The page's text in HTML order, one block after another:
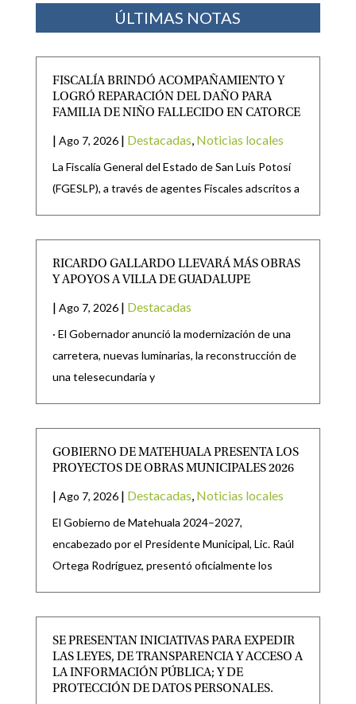
ÚLTIMAS NOTAS
FISCALÍA BRINDÓ ACOMPAÑAMIENTO Y
LOGRÓ REPARACIÓN DEL DAÑO PARA
FAMILIA DE NIÑO FALLECIDO EN CATORCE
| Ago 7, 2026 | Destacadas, Noticias locales
La Fiscalía General del Estado de San Luis Potosí
(FGESLP), a través de agentes Fiscales adscritos a
RICARDO GALLARDO LLEVARÁ MÁS OBRAS
Y APOYOS A VILLA DE GUADALUPE
| Ago 7, 2026 | Destacadas
· El Gobernador anunció la modernización de una
carretera, nuevas luminarias, la reconstrucción de
una telesecundaria y
GOBIERNO DE MATEHUALA PRESENTA LOS
PROYECTOS DE OBRAS MUNICIPALES 2026
| Ago 7, 2026 | Destacadas, Noticias locales
El Gobierno de Matehuala 2024–2027,
encabezado por el Presidente Municipal, Lic. Raúl
Ortega Rodríguez, presentó oficialmente los
SE PRESENTAN INICIATIVAS PARA EXPEDIR
LAS LEYES, DE TRANSPARENCIA Y ACCESO A
LA INFORMACIÓN PÚBLICA; Y DE
PROTECCIÓN DE DATOS PERSONALES.